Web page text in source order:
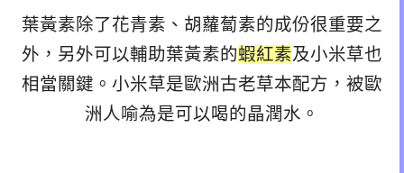
葉黃素除了花青素、胡蘿蔔素的成份很重要之
外，另外可以輔助葉黃素的蝦紅素及小米草也
相當關鍵。小米草是歐洲古老草本配方，被歐
洲人喻為是可以喝的晶潤水。